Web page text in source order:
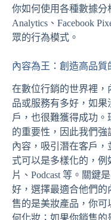
你如何使用各種數據分
Analytics、Facebook
眾的行為模式。
內容為王：創造高品質
在數位行銷的世界裡
品或服務有多好，如
戶，也很難獲得成功。
的重要性，因此我們
內容，吸引潛在客戶
式可以是多樣化的，例
片、Podcast 等。關鍵
好，選擇最適合他們的
售的是美妝產品，你可